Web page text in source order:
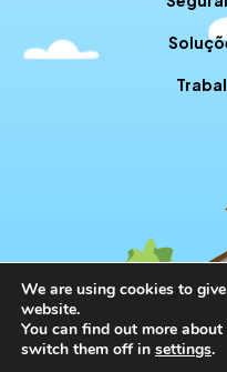
We are using cookies to
website.
You can find out more
switch them off in settings.